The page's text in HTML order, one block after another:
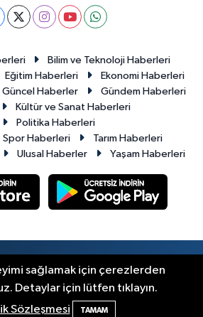
Bilim ve Teknoloji Haberleri
Eğitim Haberleri
Ekonomi Haberleri
Güncel Haberler
Gündem Haberleri
Kültür ve Sanat Haberleri
Politika Haberleri
Spor Haberleri
Tarım Haberleri
Ulusal Haberler Yaşam Haberleri
© 2023-2026. Her hakkı saklıdır.
Yazılımı:TE Bilişim
sağlamak için çerezlerden
Detaylar için lütfen tıklayın.
Sözleşmesi
TAMAM